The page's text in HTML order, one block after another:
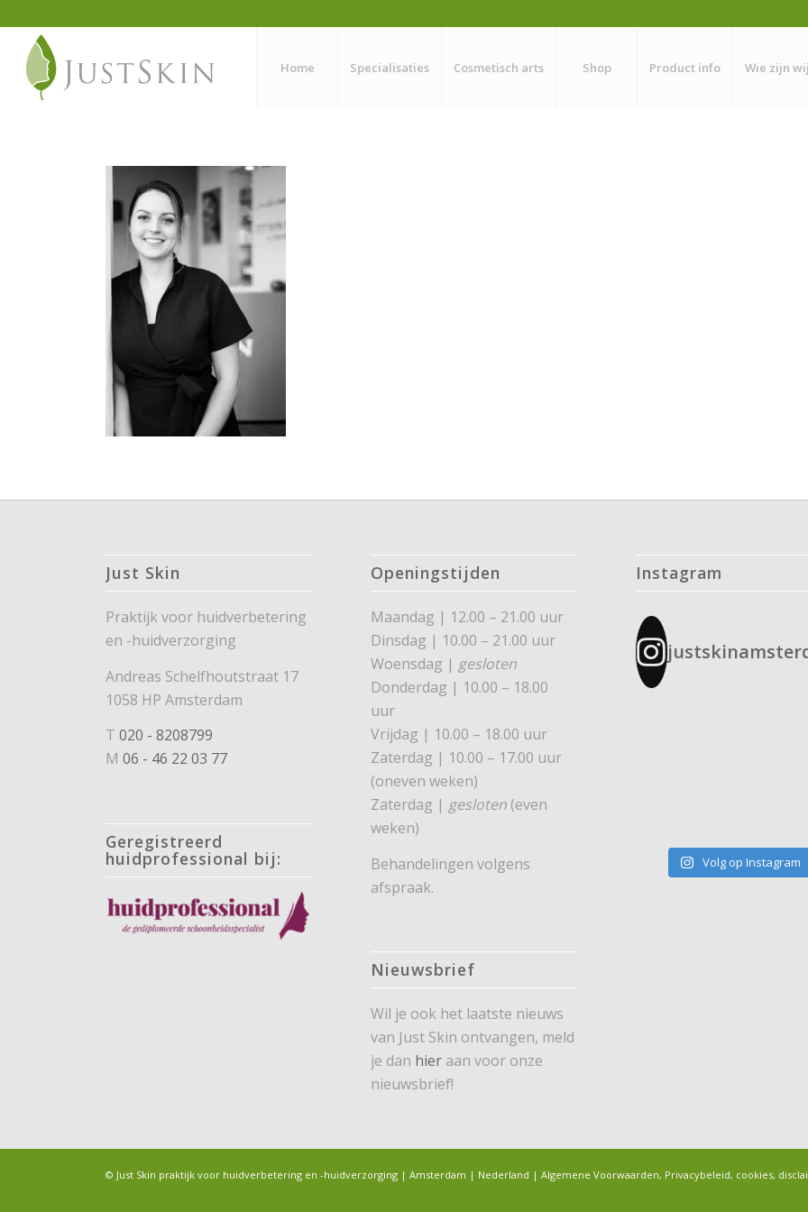
Home Specialisaties Cosmetisch arts Shop Product info Wie zijn wij
Just Skin
Praktijk voor huidverbetering
en -huidverzorging
Andreas Schelfhoutstraat 17
1058 HP Amsterdam
T020 - 8208799
M06 - 46 22 03 77
Geregistreerd
huidprofessional bij:
Openingstijden
Maandag | 12.00 – 21.00 uur
Dinsdag | 10.00 – 21.00 uur
Woensdag | gesloten
Donderdag | 10.00 – 18.00
uur
Vrijdag | 10.00 – 18.00 uur
Zaterdag | 10.00 – 17.00 uur
(oneven weken)
Zaterdag | gesloten (even
weken)
Behandelingen volgens
afspraak.
Nieuwsbrief
Wil je ook het laatste nieuws
van Just Skin ontvangen, meld
je dan hier aan voor onze
nieuwsbrief!
Instagram
Volg op Instagram
© Just Skin praktijk voor huidverbetering en -huidverzorging | Amsterdam | Nederland |Algemene Voorwaarden, Privacybeleid, cookies,